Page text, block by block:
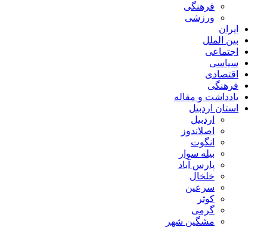
فرهنگی
ورزشی
ایران
بین الملل
اجتماعی
سیاسی
اقتصادی
فرهنگی
یادداشت و مقاله
استان اردبیل
اردبیل
اصلاندوز
انگوت
بیله سوار
پارس آباد
خلخال
سرعین
کوثر
گرمی
مشگین شهر